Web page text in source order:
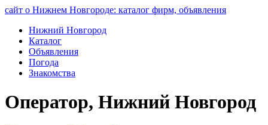
сайт о Нижнем Новгороде: каталог фирм, объявления
Нижний Новгород
Каталог
Объявления
Погода
Знакомства
Оператор, Нижний Новгород